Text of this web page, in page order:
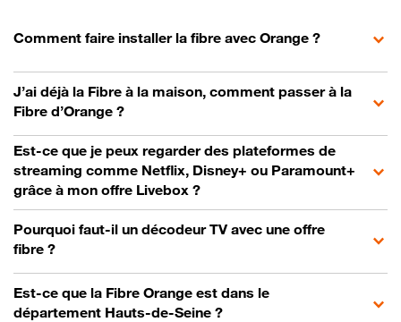
Comment faire installer la fibre avec Orange ?
J’ai déjà la Fibre à la maison, comment passer à la
Fibre d’Orange ?
Est-ce que je peux regarder des plateformes de
streaming comme Netflix, Disney+ ou Paramount+
grâce à mon offre Livebox ?
Pourquoi faut-il un décodeur TV avec une offre
fibre ?
Est-ce que la Fibre Orange est dans le
département Hauts-de-Seine ?